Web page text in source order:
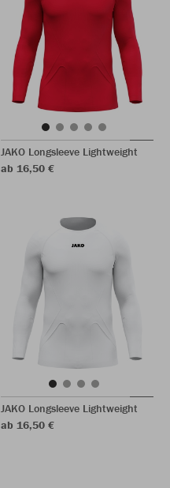
JAKO Longsleeve Lightweight
ab 16,50 €
JAKO Longsleeve Lightweight
ab 16,50 €